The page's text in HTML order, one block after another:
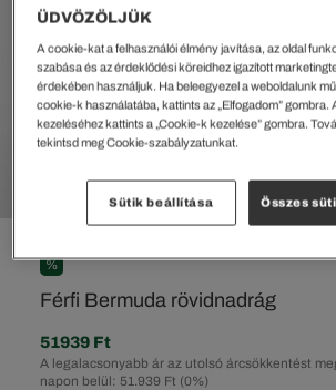
%
Férfi Bermuda rövidnadrág
A legalacsonyabb ár az utolsó árcsökkentést
napon belül: 51.939 Ft (0%)
51939 Ft
ÜDVÖZÖLJÜK
A cookie-kat a felhasználói élmény javítása, az oldal
szabása és az érdeklődési köreidhez igazított
érdekében használjuk. Ha beleegyezel a weboldalunk
cookie-k használatába, kattints az „Elfogadom” gombra.
kezeléséhez kattints a „Cookie-k kezelése” gombra.
tekintsd meg Cookie-szabályzatunkat.
Sütik beállítása Összes